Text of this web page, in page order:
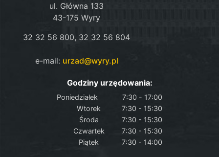
ul. Główna 133
43-175 Wyry
32 32 56 800, 32 32 56 804
e-mail: urzad@wyry.pl
Godziny urzędowania:
Poniedziałek
7:30 - 17:00
Wtorek
7:30 - 15:30
Środa
7:30 - 15:30
Czwartek
7:30 - 15:30
Piątek
7:30 - 14:00